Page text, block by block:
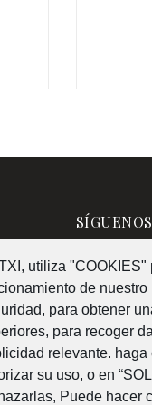
utiliza
de
para obtener
para recoger
relevante.
su uso, o en
Puede hacer
SÍGUENOS